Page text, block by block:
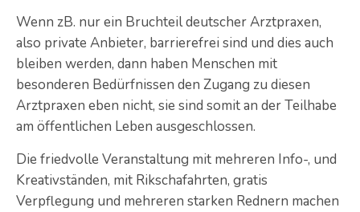
Wenn zB. nur ein Bruchteil deutscher Arztpraxen,
also private Anbieter, barrierefrei sind und dies auch
bleiben werden, dann haben Menschen mit
besonderen Bedürfnissen den Zugang zu diesen
Arztpraxen eben nicht, sie sind somit an der Teilhabe
am öffentlichen Leben ausgeschlossen.
Die friedvolle Veranstaltung mit mehreren Info-, und
Kreativständen, mit Rikschafahrten, gratis
Verpflegung und mehreren starken Rednern machen